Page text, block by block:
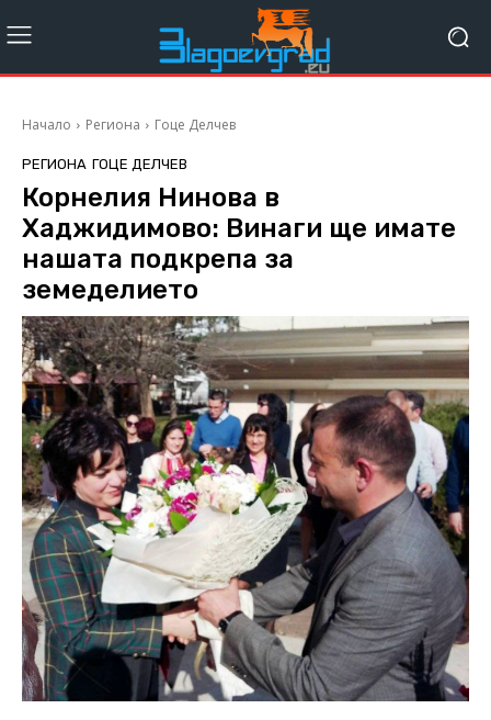
Начало Региона Гоце Делчев
РЕГИОНА ГОЦЕ ДЕЛЧЕВ
Корнелия Нинова в
Хаджидимово: Винаги ще имате
нашата подкрепа за
земеделието